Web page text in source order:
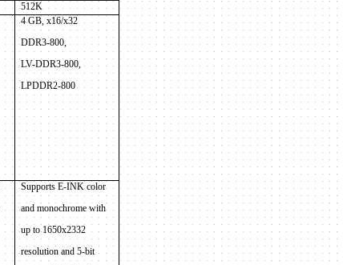
512K
4 GB, x16/x32
DDR3-800,
LV-DDR3-800,
LPDDR2-800
Supports E-INK color
and monochrome with
up to 1650x2332
resolution and 5-bit